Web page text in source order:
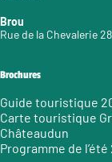
Brou
Rue de la Chevalerie
Brochures
Guide touristique
Carte touristique
Châteaudun
Programme de l’été